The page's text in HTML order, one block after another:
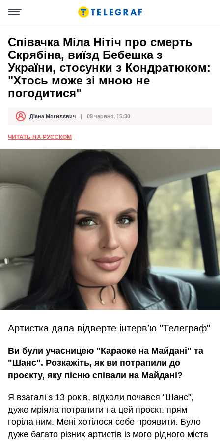
Співачка Міла Нітіч про смерть
Скрябіна, виїзд Бебешка з
України, стосунки з Кондратюком:
"Хтось може зі мною не
погодитися"
АвторДіана Могилєвич
Дата публікації 09 червня, 15:30
ЧИТАТЬ НА РУССКОМ
Артистка дала відверте інтервʼю "Телеграф"
Ви були учасницею "Караоке на Майдані" та
"Шанс". Розкажіть, як ви потрапили до
проєкту, яку пісню співали на Майдані?
Я взагалі з 13 років, відколи почався "Шанс",
дуже мріяла потрапити на цей проєкт, прям
горіла ним. Мені хотілося себе проявити. Було
дуже багато різних артистів із мого рідного міста